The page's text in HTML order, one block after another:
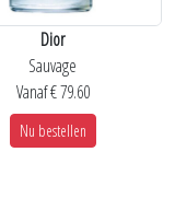
Dior
Sauvage
Vanaf € 79.60
Nu bestellen